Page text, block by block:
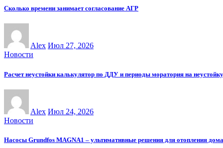
Сколько времени занимает согласование АГР
Alex Июл 27, 2026
Новости
Расчет неустойки калькулятор по ДДУ и периоды моратория на
Alex Июл 24, 2026
Новости
Насосы Grundfos MAGNA1 – ультимативные решения для отопления дома